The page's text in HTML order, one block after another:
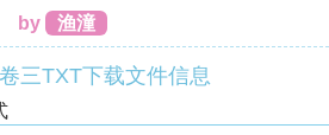
by 渔潼
三TXT下载文件信息